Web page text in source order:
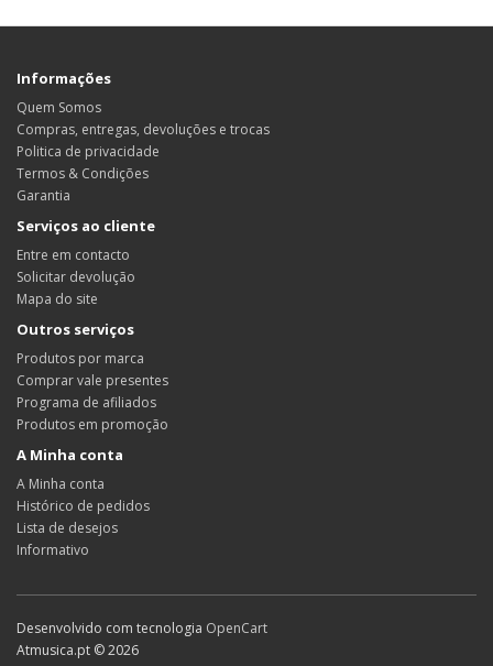
Informações
Quem Somos
Compras, entregas, devoluções e trocas
Politica de privacidade
Termos & Condições
Garantia
Serviços ao cliente
Entre em contacto
Solicitar devolução
Mapa do site
Outros serviços
Produtos por marca
Comprar vale presentes
Programa de afiliados
Produtos em promoção
A Minha conta
A Minha conta
Histórico de pedidos
Lista de desejos
Informativo
Desenvolvido com tecnologia OpenCart
Atmusica.pt © 2026